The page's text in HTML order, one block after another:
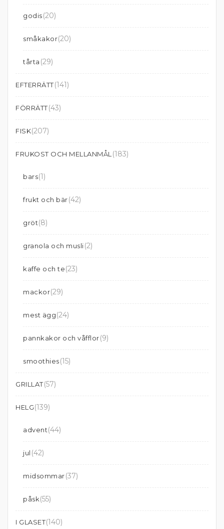
godis(20)
småkakor(20)
tårta (29)
EFTERRÄTT(141)
FÖRRÄTT(43)
FISK(207)
FRUKOST OCH MELLANMÅL (183)
bars(1)
frukt och bär(42)
gröt(8)
granola och musli(2)
kaffe och te(23)
mackor(29)
mest ägg(24)
pannkakor och våfflor(9)
smoothies(15)
GRILLAT(57)
HELG(139)
advent(44)
jul (42)
midsommar(37)
påsk(55)
I GLASET(140)